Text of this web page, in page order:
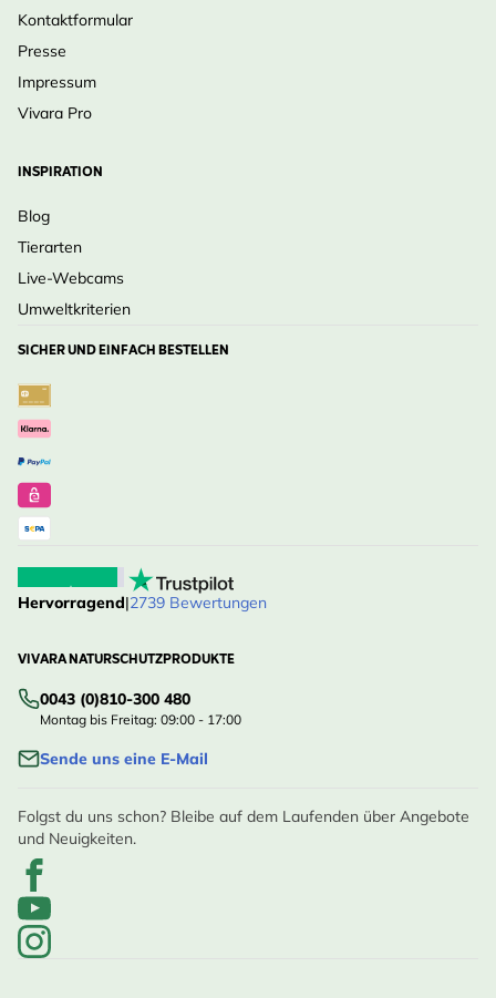
Kontaktformular
Presse
Impressum
Vivara Pro
INSPIRATION
Blog
Tierarten
Live-Webcams
Umweltkriterien
SICHER UND EINFACH BESTELLEN
Hervorragend|2739 Bewertungen
VIVARA NATURSCHUTZPRODUKTE
0043 (0)810-300 480
Montag bis Freitag: 09:00 - 17:00
Sende uns eine E-Mail
Folgst du uns schon? Bleibe auf dem Laufenden über Angebote
und Neuigkeiten.